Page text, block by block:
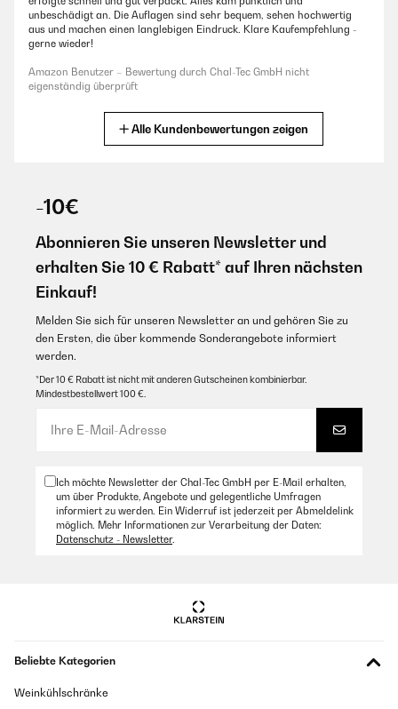
unbeschädigt an. Die Auflagen sind sehr bequem, sehen hochwertig
aus und machen einen langlebigen Eindruck. Klare Kaufempfehlung -
gerne wieder!
Amazon Benutzer – Bewertung durch Chal-Tec GmbH nicht
eigenständig überprüft
eigenständig überprüft
15/04/2024
Die Qualität ist toll, dass Grün gefällt mir sehr gut.
Amazon Benutzer – Bewertung durch Chal-Tec GmbH nicht
Amazon Benutzer – Bewertung durch Chal-Tec GmbH nicht
15/06/2023
Suoer schnelle Lieferung. Sehr bequem und die Farbe genauso wie
beschrieben
Die Stuhlkissen sind für unseren Balkon! Sie sind gut gepolstert und
Alle Kundenbewertungen zeigen
-10€
Abonnieren Sie unseren Newsletter und
erhalten Sie 10 € Rabatt* auf Ihren nächsten
Einkauf!
Melden Sie sich für unseren Newsletter an und gehören Sie zu
den Ersten, die über kommende Sonderangebote informiert
werden.
*Der 10 € Rabatt ist nicht mit anderen Gutscheinen kombinierbar.
Mindestbestellwert 100 €.
Ich möchte Newsletter der Chal-Tec GmbH per E-Mail erhalten,
um über Produkte, Angebote und gelegentliche Umfragen
informiert zu werden. Ein Widerruf ist jederzeit per Abmeldelink
möglich. Mehr Informationen zur Verarbeitung der Daten:
Datenschutz - Newsletter.
Beliebte Kategorien
Weinkühlschränke